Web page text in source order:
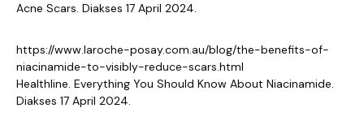
Acne Scars. Diakses 17 April 2024.
https://www.laroche-posay.com.au/blog/the-benefits-of-
niacinamide-to-visibly-reduce-scars.html
Healthline. Everything You Should Know About Niacinamide.
Diakses 17 April 2024.